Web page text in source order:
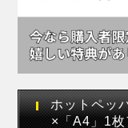
ホットペッ
×「A4」1